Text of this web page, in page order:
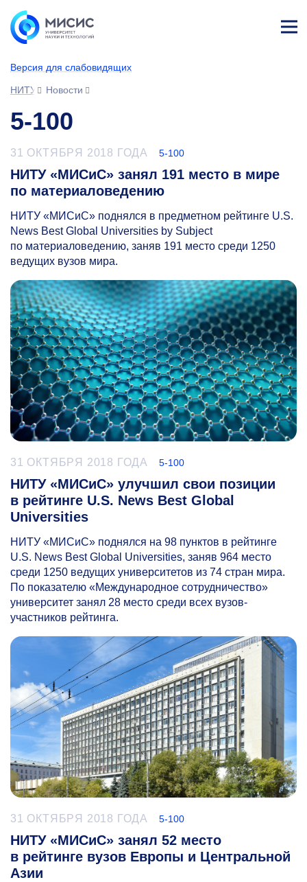
Версия для слабовидящих
НИТУ МИСИС
Новости
5-100
31 ОКТЯБРЯ 2018 ГОДА 5-100
НИТУ «МИСиС» занял 191 место в мире
по материаловедению
НИТУ «МИСиС» поднялся в предметном рейтинге U.S.
News Best Global Universities by Subject
по материаловедению, заняв 191 место среди 1250
ведущих вузов мира.
31 ОКТЯБРЯ 2018 ГОДА 5-100
НИТУ «МИСиС» улучшил свои позиции
в рейтинге U.S. News Best Global
Universities
НИТУ «МИСиС» поднялся на 98 пунктов в рейтинге
U.S. News Best Global Universities, заняв 964 место
среди 1250 ведущих университетов из 74 стран мира.
По показателю «Международное сотрудничество»
университет занял 28 место среди всех вузов-
участников рейтинга.
31 ОКТЯБРЯ 2018 ГОДА 5-100
НИТУ «МИСиС» занял 52 место
в рейтинге вузов Европы и Центральной
Азии